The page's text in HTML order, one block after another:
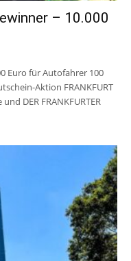
– 10.000
Euro für Autofahrer 100
Aktion FRANKFURT
DER FRANKFURTER